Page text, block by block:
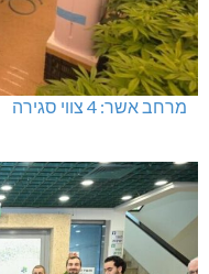
מרחב אשר: 4 צווי סגירה